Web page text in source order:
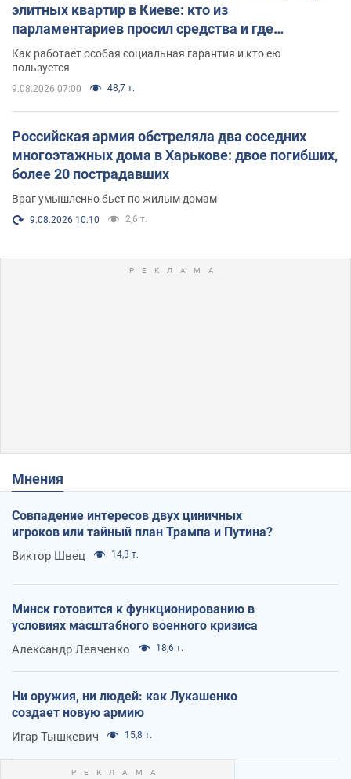
элитных квартир в Киеве: кто из
парламентариев просил средства и где
поселился
Как работает особая социальная гарантия и кто ею
пользуется
9.08.2026 07:00 48,7 т.
Российская армия обстреляла два соседних
многоэтажных дома в Харькове: двое погибших,
более 20 пострадавших
Враг умышленно бьет по жилым домам
9.08.2026 10:10 2,6 т.
Мнения
Совпадение интересов двух циничных
игроков или тайный план Трампа и Путина?
Виктор Швец 14,3 т.
Минск готовится к функционированию в
условиях масштабного военного кризиса
Александр Левченко 18,6 т.
Ни оружия, ни людей: как Лукашенко
создает новую армию
Игар Тышкевич 15,8 т.